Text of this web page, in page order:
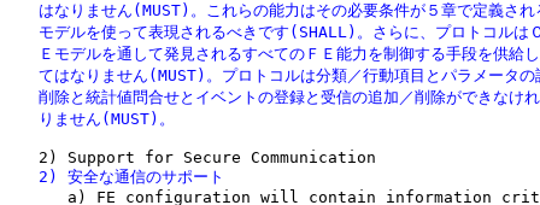
はなりません(MUST)。これらの能力はその必要条件が５章で定義され
モデルを使って表現されるべきです(SHALL)。さらに、プロトコルは
Ｅモデルを通して発見されるすべてのＦＥ能力を制御する手段を供給
てはなりません(MUST)。プロトコルは分類／行動項目とパラメータの
削除と統計値問合せとイベントの登録と受信の追加／削除ができなけ
   りません(MUST)。
   2) 安全な通信のサポート
a) FE configuration will contain information